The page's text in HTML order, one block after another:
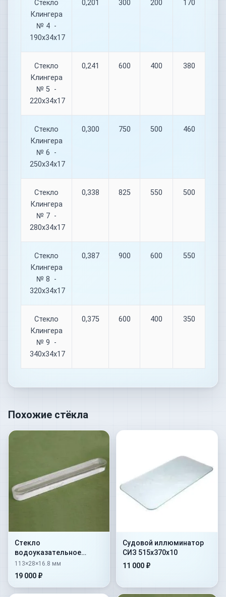
Стекло
Клингера
№ 4 -
190х34х17
0,201 300 200 170
Стекло
Клингера
№ 5 -
220х34х17
0,241 600 400 380
Стекло
Клингера
№ 6 -
250х34х17
0,300 750 500 460
Стекло
Клингера
№ 7 -
280х34х17
0,338 825 550 500
Стекло
Клингера
№ 8 -
320х34х17
0,387 900 600 550
Стекло
Клингера
№ 9 -
340х34х17
0,375 600 400 350
Похожие стёкла
Стекло
водоуказательное
гладкое № 1 —
113х28х16,8
113×28×16.8 мм
19 000 ₽
Судовой иллюминатор
СИЗ 515х370х10
11 000 ₽